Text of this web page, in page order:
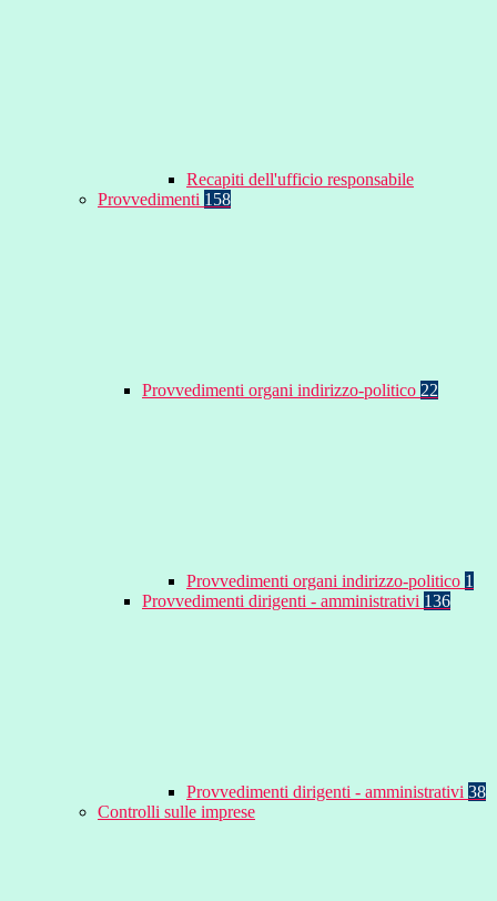
Recapiti dell'ufficio responsabile
Provvedimenti 158
Provvedimenti organi indirizzo-politico 22
Provvedimenti organi indirizzo-politico 1
Provvedimenti dirigenti - amministrativi 136
Provvedimenti dirigenti - amministrativi 38
Controlli sulle imprese